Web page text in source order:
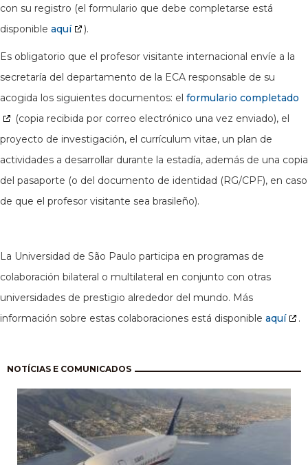
con su registro (el formulario que debe completarse está
disponible aquí ).
Es obligatorio que el profesor visitante internacional envíe a la
secretaría del departamento de la ECA responsable de su
acogida los siguientes documentos: el formulario completado
(copia recibida por correo electrónico una vez enviado), el
proyecto de investigación, el currículum vitae, un plan de
actividades a desarrollar durante la estadía, además de una copia
del pasaporte (o del documento de identidad (RG/CPF), en caso
de que el profesor visitante sea brasileño).
La Universidad de São Paulo participa en programas de
colaboración bilateral o multilateral en conjunto con otras
universidades de prestigio alrededor del mundo. Más
información sobre estas colaboraciones está disponible aquí .
NOTÍCIAS E COMUNICADOS
Paginación